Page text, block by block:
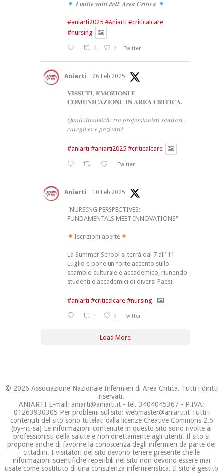
𝑰 𝒎𝒊𝒍𝒍𝒆 𝒗𝒐𝒍𝒕𝒊 𝒅𝒆𝒍𝒍’ 𝑨𝒓𝒆𝒂 𝑪𝒓𝒊𝒕𝒊𝒄𝒂
#aniarti2025 #Aniarti #criticalcare
#nursing
4 7 Twitter
Aniarti 26 Feb 2025
𝐕𝐈𝐒𝐒𝐔𝐓𝐈, 𝐄𝐌𝐎𝐙𝐈𝐎𝐍𝐈 𝐄
𝐂𝐎𝐌𝐔𝐍𝐈𝐂𝐀𝐙𝐈𝐎𝐍𝐄 𝐈𝐍 𝐀𝐑𝐄𝐀 𝐂𝐑𝐈𝐓𝐈𝐂𝐀.
𝑄𝑢𝑎𝑙𝑖 𝑑𝑖𝑛𝑎𝑚𝑖𝑐ℎ𝑒 𝑡𝑟𝑎 𝑝𝑟𝑜𝑓𝑒𝑠𝑠𝑖𝑜𝑛𝑖𝑠𝑡𝑖 𝑠𝑎𝑛𝑖𝑡𝑎𝑟𝑖 ,
𝑐𝑎𝑟𝑒𝑔𝑖𝑣𝑒𝑟 𝑒 𝑝𝑎𝑧𝑖𝑒𝑛𝑡𝑖?
#aniarti #aniarti2025 #criticalcare
Twitter
Aniarti 10 Feb 2025
"NURSING PERSPECTIVES:
FUNDAMENTALS MEET INNOVATIONS"
Iscrizioni aperte
La Summer School si terrà dal 7 all’ 11
Luglio e pone un forte accento sullo
scambio culturale e accademico, riunendo
studenti e accademici di diversi Paesi.
#aniarti #criticalcare #nursing
1 2 Twitter
Load More
© 2026 Associazione Nazionale Infermieri di Area Critica. Tutti i diritti
riservati.
ANIARTI E-mail: aniarti@aniarti.it - tel. 3404045367 - P.IVA:
01263930305 Per problemi sul sito: webmaster@aniarti.it Tutti i
contenuti del sito sono tutelati dalla licenze Creative Commons 2.5
(by-nc-sa) Le informazioni contenute in questo sito sono rivolte ai
professionisti della salute e non direttamente agli utenti. Il sito si
propone anche di favorire la conoscenza degli infermieri da parte dei
cittadini. I visitatori del sito devono tenere presente che le
informazioni scientifiche reperibili nel sito non devono essere mai
usate come sostituto di una consulenza infermieristica. Il sito è gestito